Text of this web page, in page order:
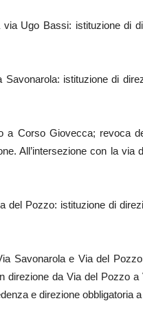
via Ugo Bassi: istituzione di
Savonarola: istituzione di
a Corso Giovecca; revoca
All’intersezione con la
del Pozzo: istituzione di
Savonarola e Via del
da Via del Pozzo a
e direzione obbligatoria